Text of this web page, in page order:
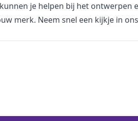
je helpen bij het
merk. Neem snel een kijkje in